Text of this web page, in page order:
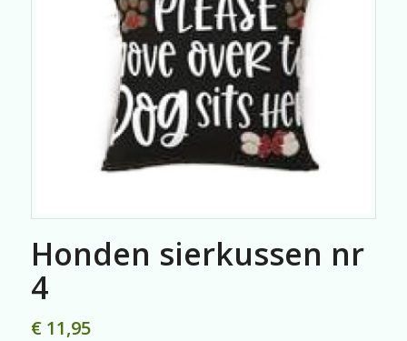
Honden sierkussen nr
4
€11,95